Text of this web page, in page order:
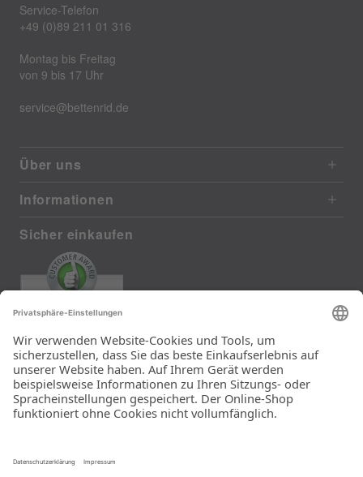
Service-Telefon
+49 (0)89 211 01 316
Montag bis Freitag
von 9 bis 17 Uhr
service@bettenrid.de
Über uns
Informationen
Sicher einkaufen
372 reviews from real customers
(last 12 months)
Total: 11290
Die Auswahl und die
Einfachheit der
Bestellung.